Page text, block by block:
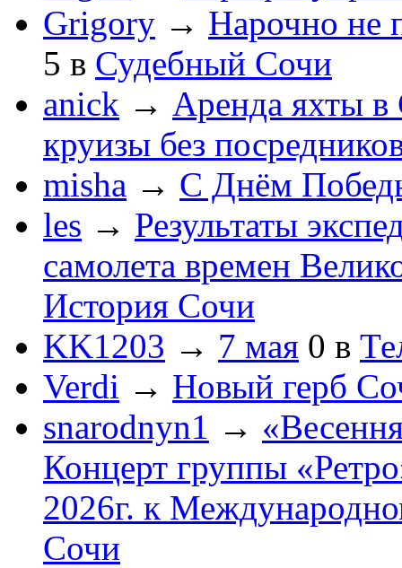
Grigory → Нарочно не
5 в Судебный Сочи
anick → Аренда яхты в
круизы без
misha → С Днём
les → Результаты
самолета времен
История Сочи
KK1203 → 7 мая 0 в
Verdi → Новый герб
snarodnyn1 →
Концерт группы
2026г. к
Сочи